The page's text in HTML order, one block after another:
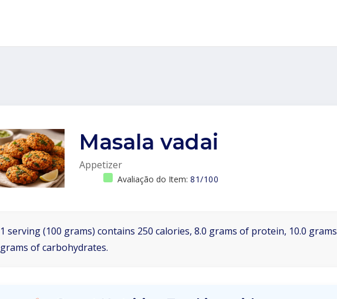
Masala vadai
Appetizer
Avaliação do Item: 81/100
1 serving (100 grams) contains 250 calories, 8.0 grams of protein, 10.0
grams of carbohydrates.